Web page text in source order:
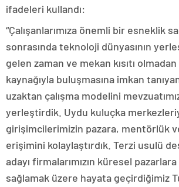
ifadeleri kullandı:
“Çalışanlarımıza önemli bir esneklik
sonrasında teknoloji dünyasının
gelen zaman ve mekan kısıtı
kaynağıyla buluşmasına imkan
uzaktan çalışma modelini
yerleştirdik. Uydu kuluçka
girişimcilerimizin pazara, mentörlük
erişimini kolaylaştırdık. Terzi usulü
adayı firmalarımızın küresel pazarlara
sağlamak üzere hayata geçirdiğimiz